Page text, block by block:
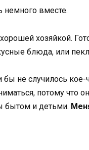
немного вместе.
хозяйкой.
блюда, или
не случилось
потому
бытом и детьми.